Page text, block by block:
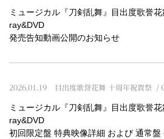
ミュージカル『刀剣乱舞』目出度歌誉
ray&DVD
発売告知動画公開のお知らせ
2026.01.19 目出度歌誉花舞 十周年祝賀祭
ミュージカル『刀剣乱舞』目出度歌誉
ray&DVD
初回限定盤 特典映像詳細 および 通常